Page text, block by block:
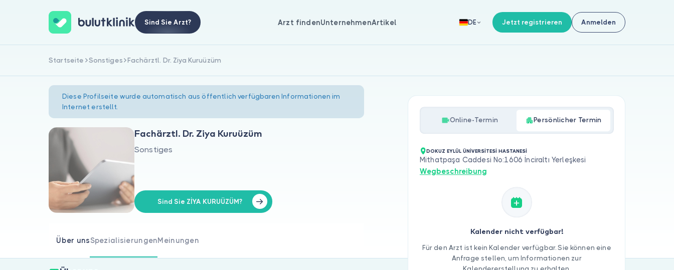
Sind Sie Arzt? Arzt findenUnternehmenArtikel DE Jetzt registrieren Anmelden
Startseite Sonstiges Fachärztl. Dr. Ziya Kuruüzüm
Diese Profilseite wurde automatisch aus öffentlich verfügbaren Informationen im
Internet erstellt.
Fachärztl. Dr. Ziya Kuruüzüm
Sonstiges
Sind Sie ZİYA KURUÜZÜM?
Über unsSpezialisierungenMeinungen
Online-Termin Persönlicher Termin
DOKUZ EYLÜL ÜNİVERSİTESİ HASTANESİ
Mithatpaşa Caddesi No:1606 İnciraltı Yerleşkesi
Wegbeschreibung
Kalender nicht verfügbar!
Für den Arzt ist kein Kalender verfügbar. Sie können eine
Anfrage stellen, um Informationen zur